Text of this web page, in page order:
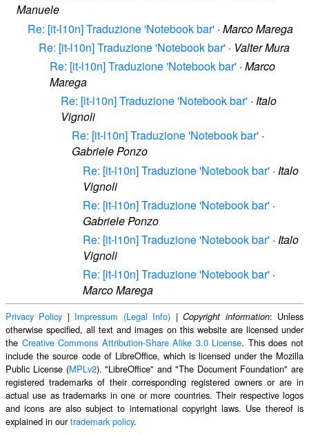
Manuele
Re: [it-l10n] Traduzione 'Notebook bar' · Marco Marega
Re: [it-l10n] Traduzione 'Notebook bar' · Valter Mura
Re: [it-l10n] Traduzione 'Notebook bar' · Marco
Marega
Re: [it-l10n] Traduzione 'Notebook bar' · Italo
Vignoli
Re: [it-l10n] Traduzione 'Notebook bar' ·
Gabriele Ponzo
Re: [it-l10n] Traduzione 'Notebook bar' · Italo
Vignoli
Re: [it-l10n] Traduzione 'Notebook bar' ·
Gabriele Ponzo
Re: [it-l10n] Traduzione 'Notebook bar' · Italo
Vignoli
Re: [it-l10n] Traduzione 'Notebook bar' ·
Marco Marega
Privacy Policy | Impressum (Legal Info) |Copyright information: Unless
otherwise specified, all text and images on this website are licensed under
the Creative Commons Attribution-Share Alike 3.0 License. This does not
include the source code of LibreOffice, which is licensed under the Mozilla
Public License (MPLv2). "LibreOffice" and "The Document Foundation" are
registered trademarks of their corresponding registered owners or are in
actual use as trademarks in one or more countries. Their respective logos
and icons are also subject to international copyright laws. Use thereof is
explained in ourtrademark policy.